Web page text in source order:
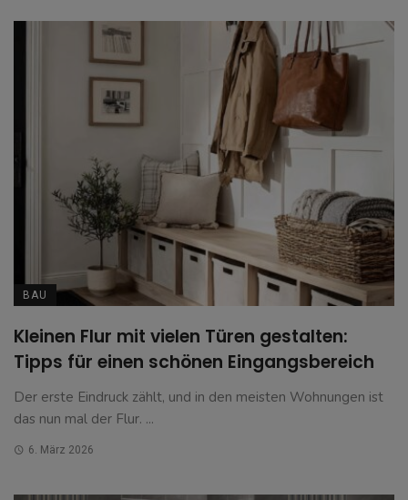
BAU
Kleinen Flur mit vielen Türen gestalten:
Tipps für einen schönen Eingangsbereich
Der erste Eindruck zählt, und in den meisten Wohnungen ist
das nun mal der Flur. ...
6. März 2026